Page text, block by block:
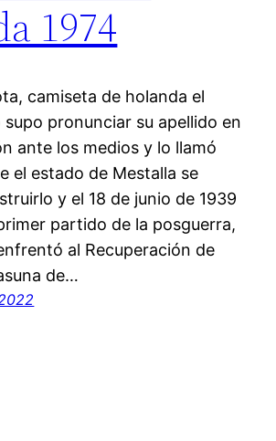
1974
camiseta de holanda el
pronunciar su apellido en
ante los medios y lo llamó
el estado de Mestalla se
y el 18 de junio de 1939
partido de la posguerra,
al Recuperación de
de…